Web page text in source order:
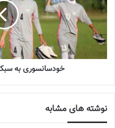
امیدوارم اردو ها و بازی های
بازیکن گیلانی تیم ملی فوتبال
در بندر انزلی از نظر کیفی بالا بود.
سپیده نزهتی بازیکن گیلانی تیم
برگزاری اردوی تیم ملی بانوان در
بود، ما پس از چند ماهی که در
شرایط خیلی خوبی را تجربه کردیم
خودسانسوری به
نوشته های مشابه